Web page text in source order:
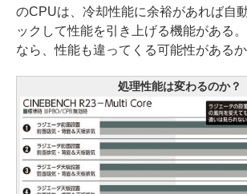
のCPUは、冷却性能に余裕があれば自
ックして性能を引き上げる機能がある
なら、性能も違ってくる可能性があるか
処理性能は変わるのか？